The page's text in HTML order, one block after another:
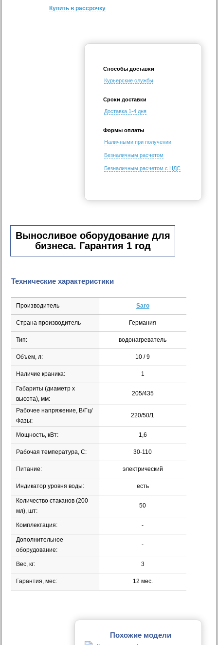
Купить в рассрочку
Способы доставки
Курьерские службы
Сроки доставки
Доставка 1-4 дня
Формы оплаты
Наличными при получении
Безналичным расчетом
Безналичным расчетом с НДС
Выносливое оборудование для
бизнеса. Гарантия 1 год
Технические характеристики
Производитель Saro
Страна производитель Германия
Тип: водонагреватель
Объем, л: 10 / 9
Наличие краника: 1
Габариты (диаметр х
высота), мм:
205/435
Рабочее напряжение, В/Гц/
Фазы:
220/50/1
Мощность, кВт: 1,6
Рабочая температура, С: 30-110
Питание: электрический
Индикатор уровня воды: есть
Количество стаканов (200
мл), шт:
50
Комплектация: -
Дополнительное
оборудование:
-
Вес, кг: 3
Гарантия, мес: 12 мес.
Похожие модели